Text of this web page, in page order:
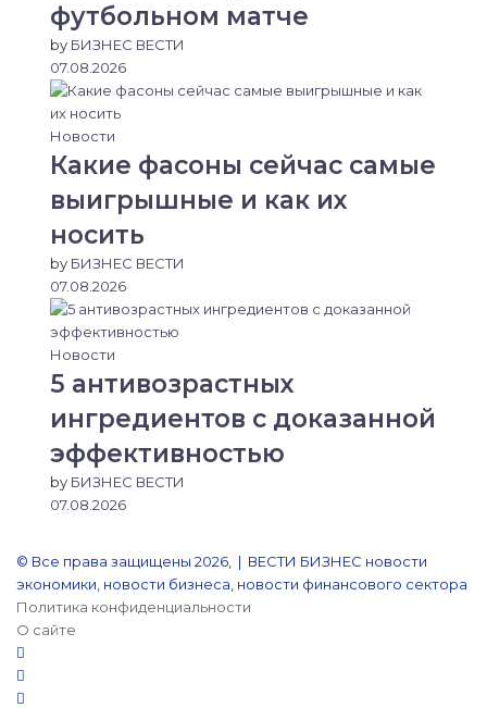
футбольном матче
by БИЗНЕС ВЕСТИ
07.08.2026
Новости
Какие фасоны сейчас самые
выигрышные и как их
носить
by БИЗНЕС ВЕСТИ
07.08.2026
Новости
5 антивозрастных
ингредиентов с доказанной
эффективностью
by БИЗНЕС ВЕСТИ
07.08.2026
© Все права защищены 2026, | ВЕСТИ БИЗНЕС новости
экономики, новости бизнеса, новости финансового сектора
Политика конфиденциальности
О сайте